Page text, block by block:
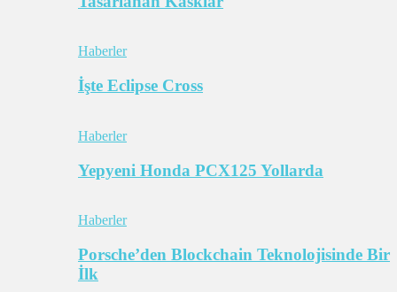
Haberler
İşte Eclipse Cross
Haberler
Yepyeni Honda PCX125 Yollarda
Haberler
Porsche’den Blockchain Teknolojisinde Bir
İlk